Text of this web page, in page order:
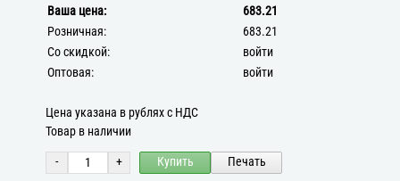
Ваша цена:
683.21
Розничная:
683.21
Со скидкой:
войти
Оптовая:
войти
Цена указана в рублях с НДС
Товар в наличии
- + Купить Печать